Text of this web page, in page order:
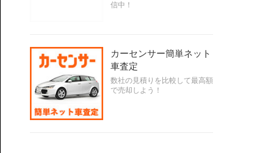
信中！
カーセンサー簡単ネット
車査定
数社の見積りを比較して最高額
で売却しよう！